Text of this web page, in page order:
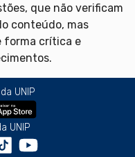
que não verificam
conteúdo, mas
forma crítica e
UNIP
UNIP